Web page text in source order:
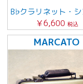
￥6,600 税込
MARCATO